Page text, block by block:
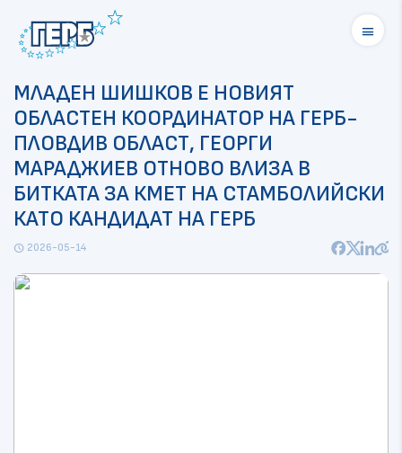
menu
МЛАДЕН ШИШКОВ Е НОВИЯТ
ОБЛАСТЕН КООРДИНАТОР НА ГЕРБ-
ПЛОВДИВ ОБЛАСТ, ГЕОРГИ
МАРАДЖИЕВ ОТНОВО ВЛИЗА В
БИТКАТА ЗА КМЕТ НА СТАМБОЛИЙСКИ
КАТО КАНДИДАТ НА ГЕРБ
schedule 2026-05-14